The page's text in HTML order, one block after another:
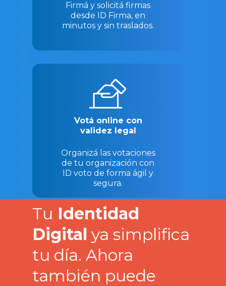
Firmá y solicitá firmas
desde ID Firma, en
minutos y sin traslados.
Votá online con
validez legal
Organizá las votaciones
de tu organización con
ID voto de forma ágil y
segura.
Tu Identidad
Digital ya simplifica
tu día. Ahora
también puede